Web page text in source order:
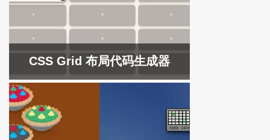
CSS Grid 布局代码生成器